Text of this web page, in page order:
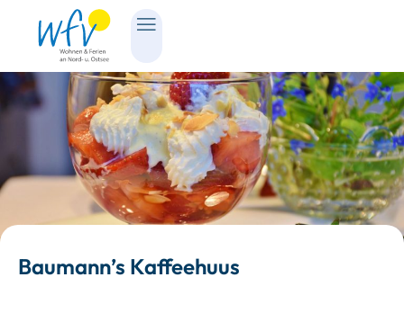
Baumann’s Kaffeehuus